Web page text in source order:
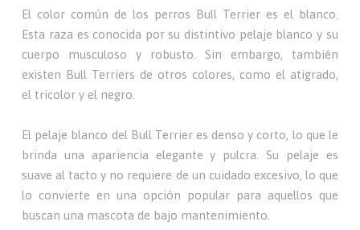
El color común de los perros Bull Terrier es el blanco.
Esta raza es conocida por su distintivo pelaje blanco y su
cuerpo musculoso y robusto. Sin embargo, también
existen Bull Terriers de otros colores, como el atigrado,
el tricolor y el negro.
El pelaje blanco del Bull Terrier es denso y corto, lo que le
brinda una apariencia elegante y pulcra. Su pelaje es
suave al tacto y no requiere de un cuidado excesivo, lo que
lo convierte en una opción popular para aquellos que
buscan una mascota de bajo mantenimiento.